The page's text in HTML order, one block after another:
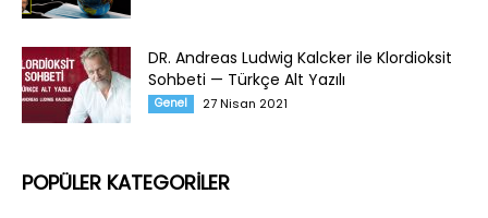
DR. Andreas Ludwig Kalcker ile Klordioksit
Sohbeti — Türkçe Alt Yazılı
Genel 27 Nisan 2021
POPÜLER KATEGORİLER